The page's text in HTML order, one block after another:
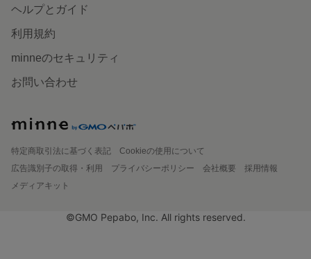
ヘルプとガイド
利用規約
minneのセキュリティ
お問い合わせ
特定商取引法に基づく表記
Cookieの使用について
広告識別子の取得・利用
プライバシーポリシー 会社概要
採用情報
メディアキット
©GMO Pepabo, Inc. All rights reserved.